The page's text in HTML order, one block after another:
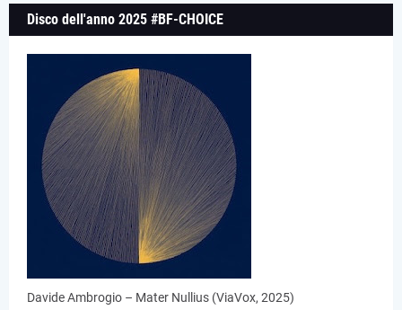
Disco dell'anno 2025 #BF-CHOICE
Davide Ambrogio – Mater Nullius (ViaVox, 2025)